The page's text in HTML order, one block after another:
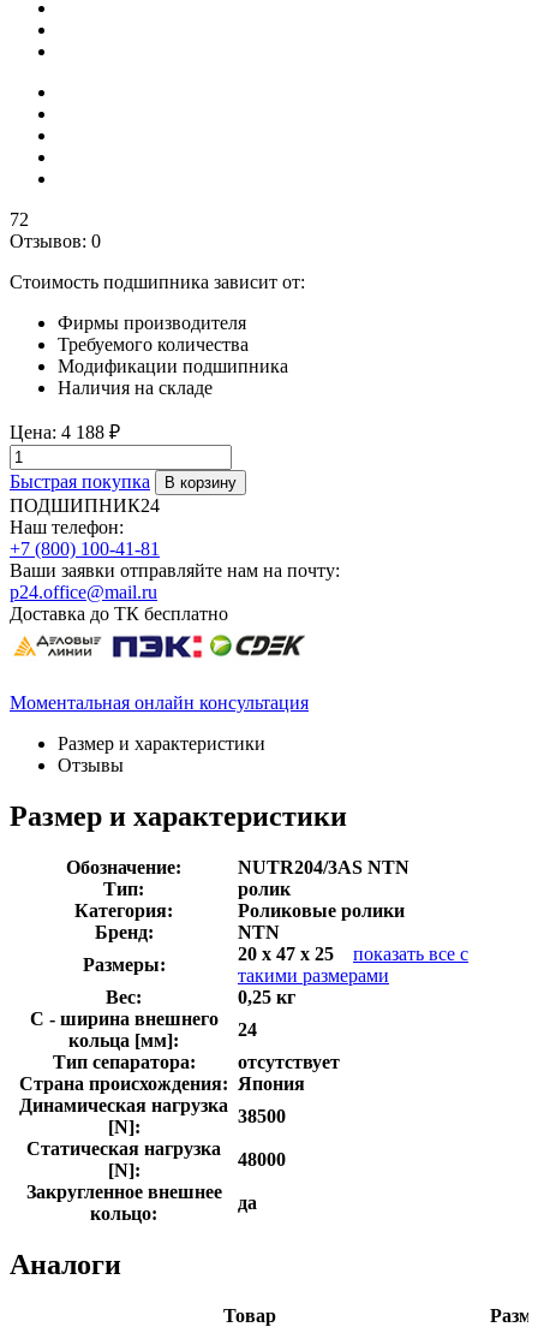
72
Отзывов: 0
Стоимость подшипника зависит от:
Фирмы производителя
Требуемого количества
Модификации подшипника
Наличия на складе
Цена: 4 188 ₽
Быстрая покупка
ПОДШИПНИК24
Наш телефон:
+7 (800) 100-41-81
Ваши заявки отправляйте нам на почту:
p24.office@mail.ru
Доставка до ТК бесплатно
Моментальная онлайн консультация
Размер и характеристики
Отзывы
Размер и характеристики
Обозначение:
NUTR204/3AS NTN
Тип:
ролик
Категория:
Роликовые ролики
Бренд:
NTN
Размеры:
20 x 47 x 25
показать все с
такими размерами
Вес:
0,25 кг
C - ширина внешнего
кольца [мм]:
24
Тип сепаратора:
отсутствует
Страна происхождения: Япония
Динамическая нагрузка
[N]:
38500
Статическая нагрузка
[N]:
48000
Закругленное внешнее
кольцо:
да
Аналоги
Товар